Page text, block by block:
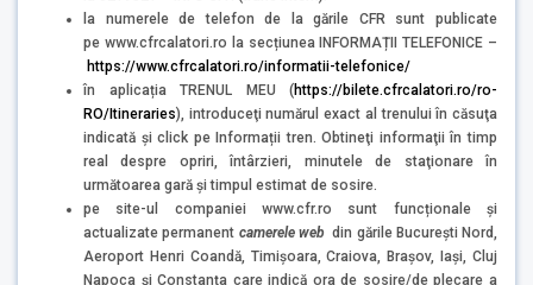
la numerele de telefon de la gările CFR sunt publicate
pe www.cfrcalatori.ro la secțiunea INFORMAȚII TELEFONICE –
https://www.cfrcalatori.ro/informatii-telefonice/
în aplicația TRENUL MEU (https://bilete.cfrcalatori.ro/ro-
RO/Itineraries), introduceţi numărul exact al trenului în căsuţa
indicată şi click pe Informații tren. Obtineţi informaţii în timp
real despre opriri, întârzieri, minutele de staţionare în
următoarea gară şi timpul estimat de sosire.
pe site-ul companiei www.cfr.ro sunt funcționale și
actualizate permanent camerele web din gările București Nord,
Aeroport Henri Coandă, Timișoara, Craiova, Brașov, Iași, Cluj
Napoca și Constanța care indică ora de sosire/de plecare a